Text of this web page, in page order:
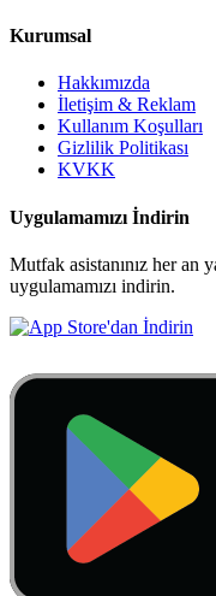
Kurumsal
Hakkımızda
İletişim & Reklam
Kullanım Koşulları
Gizlilik Politikası
KVKK
Uygulamamızı İndirin
Mutfak asistanınız her an
uygulamamızı indirin.